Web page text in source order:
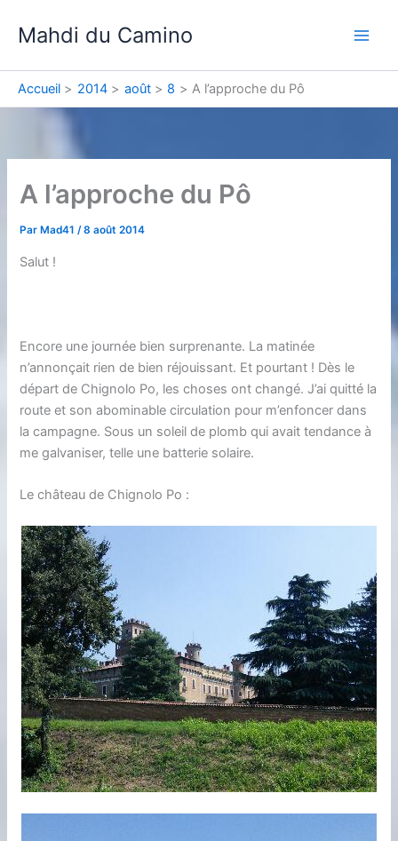
Mahdi du Camino
Accueil 2014 août 8 A l’approche du Pô
A l’approche du Pô
Par Mad41/8 août 2014
Salut !
Encore une journée bien surprenante. La matinée
n’annonçait rien de bien réjouissant. Et pourtant ! Dès le
départ de Chignolo Po, les choses ont changé. J’ai quitté la
route et son abominable circulation pour m’enfoncer dans
la campagne. Sous un soleil de plomb qui avait tendance à
me galvaniser, telle une batterie solaire.
Le château de Chignolo Po :